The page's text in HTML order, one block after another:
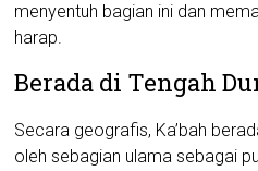
menyentuh bagian ini dan
harap.
Berada di Tengah
Secara geografis, Ka’bah
oleh sebagian ulama sebagai